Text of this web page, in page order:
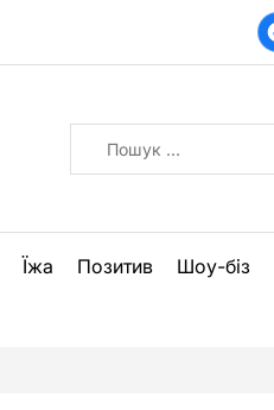
Їжа Позитив Шоу-біз